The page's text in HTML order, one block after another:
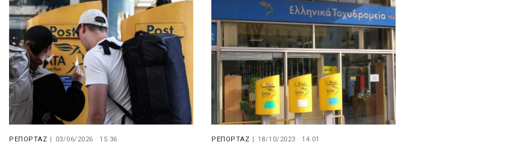
ΡΕΠΟΡΤΑΖ | 03/06/2026 · 15:36 ΡΕΠΟΡΤΑΖ | 18/10/2023 · 14:01